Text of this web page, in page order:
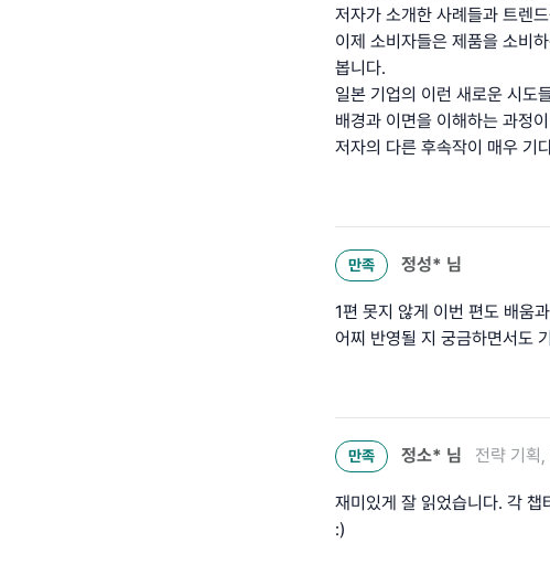
저자가 소개한 사례들과 트렌
이제 소비자들은 제품을 소비
봅니다.
일본 기업의 이런 새로운 시도
배경과 이면을 이해하는 과정
저자의 다른 후속작이 매우 기
만족 정성* 님
1편 못지 않게 이번 편도 배움
어찌 반영될 지 궁금하면서도
만족 정소* 님 전략 기획
재미있게 잘 읽었습니다. 각
:)